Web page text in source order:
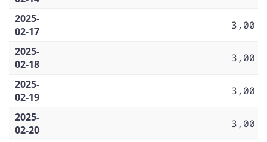
2025-
02-17
3,00
2025-
02-18
3,00
2025-
02-19
3,00
2025-
02-20
3,00